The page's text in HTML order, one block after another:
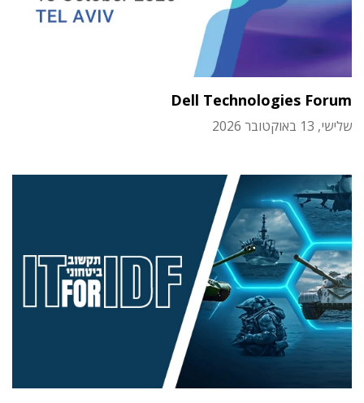
Dell Technologies Forum
שלישי, 13 באוקטובר 2026